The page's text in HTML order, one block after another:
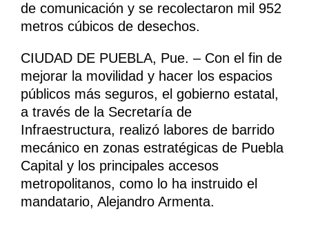
de comunicación y se recolectaron mil 952
metros cúbicos de desechos.
CIUDAD DE PUEBLA, Pue. – Con el fin de
mejorar la movilidad y hacer los espacios
públicos más seguros, el gobierno estatal,
a través de la Secretaría de
Infraestructura, realizó labores de barrido
mecánico en zonas estratégicas de Puebla
Capital y los principales accesos
metropolitanos, como lo ha instruido el
mandatario, Alejandro Armenta.